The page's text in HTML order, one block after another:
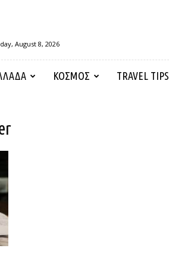
August 8, 2026
ΚΟΣΜΟΣ TRAVEL TIPS